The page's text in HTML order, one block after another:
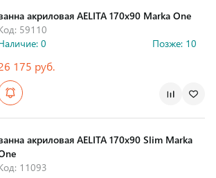
акриловая AELITA 170х90 Marka One
59110
0
Позже: 10
175 руб.
акриловая AELITA 170х90 Slim Marka
11093